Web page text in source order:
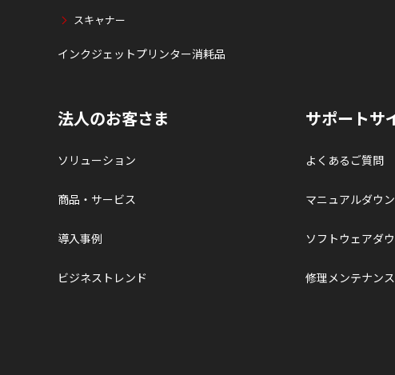
スキャナー
インクジェットプリンター消耗品
法人のお客さま
ソリューション
商品・サービス
導入事例
ビジネストレンド
サポートサ
よくあるご質問
マニュアルダウ
ソフトウェアダ
修理メンテナンス